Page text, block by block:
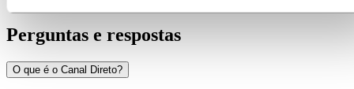
Perguntas e respostas
O que é o Canal Direto?